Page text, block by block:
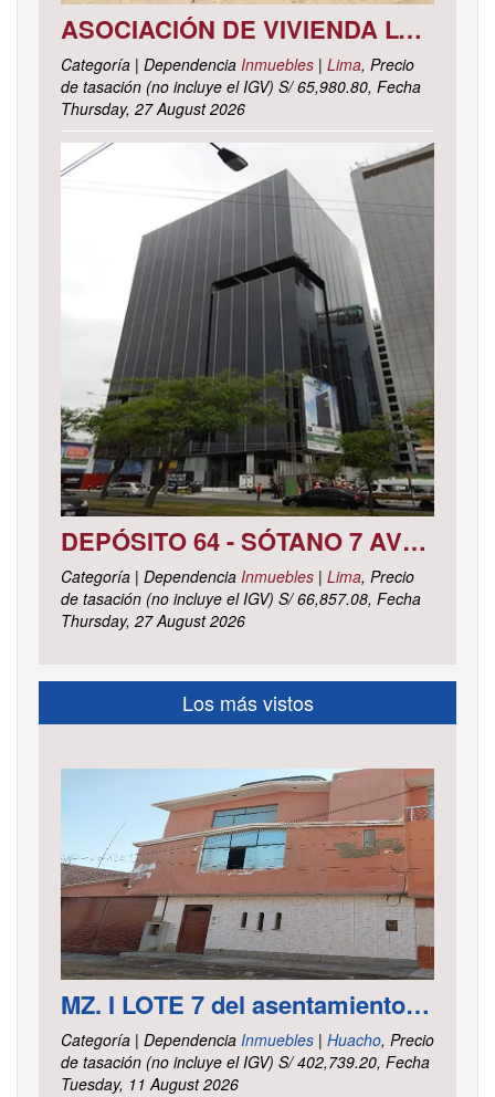
ASOCIACIÓN DE VIVIENDA LOS CACTUS MZ. C LOTE 9, DISTRITO DE PACHACAMAC, PROVINCIA Y DEPARTAMENTO DE LIMA
Categoría | Dependencia Inmuebles | Lima, Precio
de tasación (no incluye el IGV) S/ 65,980.80, Fecha
Thursday, 27 August 2026
DEPÓSITO 64 - SÓTANO 7 AVENIDA CIRCUNVALACIÓN DEL CLUB GOLF LOS INCAS N° 152 URBANIZACIÓN LOTIZACIÓN CLUB GOLF LOS INCAS DISTRITO SANTIAGO DE SURCO, PROVINCIA Y DEPARTAMENTO DE LIMA
Categoría | Dependencia Inmuebles | Lima, Precio
de tasación (no incluye el IGV) S/ 66,857.08, Fecha
Thursday, 27 August 2026
Los más vistos
MZ. I LOTE 7 del asentamiento Humano las Delicias – Paramonga – Barranca – Lima
Categoría | Dependencia Inmuebles | Huacho, Precio
de tasación (no incluye el IGV) S/ 402,739.20, Fecha
Tuesday, 11 August 2026